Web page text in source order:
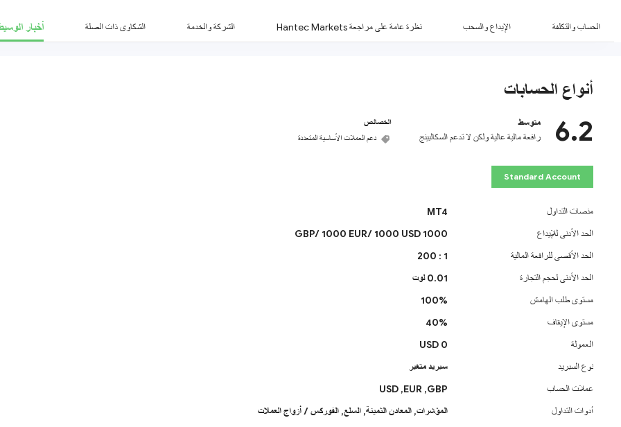
الحساب والتكلفة الإيداع والسحب نظرة عامة على مراجعة Hantec Markets الشركة والخدمة الشكاوى ذات الصلة أخبار
أنواع الحسابات
6.2
متوسط
رافعة مالية عالية ولكن لا تدعم السكالبينج
الخصائص
دعم العملات الأساسية المتعددة
Standard Account
منصات التداول
MT4
الحد الأدنى للإيداع
1000 GBP/ 1000 EUR/ 1000 USD
الحد الأقصى للرافعة المالية
1 : 200
الحد الأدنى لحجم التجارة
0.01 لوت
مستوى طلب الهامش
100%
مستوى الإيقاف
40%
العمولة
0 USD
نوع السبريد
سبريد متغير
عملات الحساب
GBP,
EUR,
USD
أدوات التداول
المؤشرات, المعادن الثمينة, السلع, الفوركس / أزواج العملات